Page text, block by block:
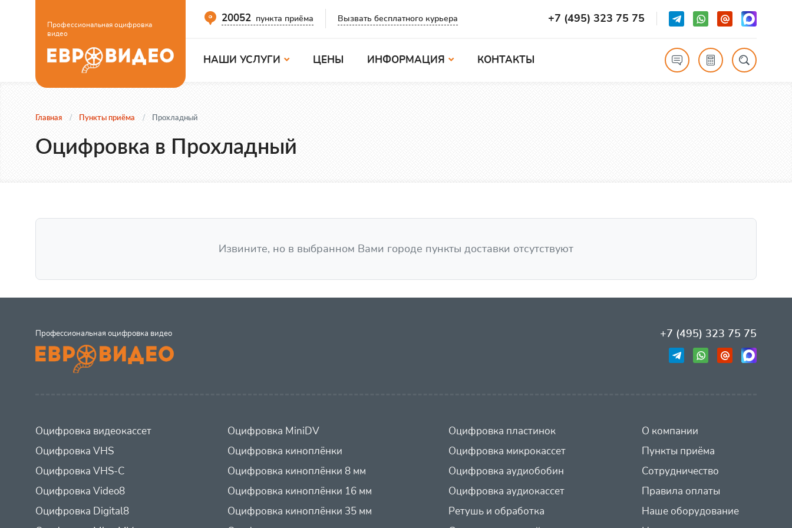
Профессиональная оцифровка
видео
20052 пункта приёма Вызвать бесплатного курьера +7 (495) 323 75 75
НАШИ УСЛУГИ ЦЕНЫ ИНФОРМАЦИЯ КОНТАКТЫ
Главная Пункты приёма Прохладный
Оцифровка в Прохладный
Извините, но в выбранном Вами городе пункты доставки отсутствуют
Профессиональная оцифровка видео +7 (495) 323 75 75
Оцифровка видеокассет
Оцифровка VHS
Оцифровка VHS-C
Оцифровка Video8
Оцифровка Digital8
Оцифровка MiniDV
Оцифровка киноплёнки
Оцифровка киноплёнки 8 мм
Оцифровка киноплёнки 16 мм
Оцифровка киноплёнки 35 мм
Оцифровка пластинок
Оцифровка микрокассет
Оцифровка аудиобобин
Оцифровка аудиокассет
Ретушь и обработка
О компании
Пункты приёма
Сотрудничество
Правила оплаты
Наше оборудование